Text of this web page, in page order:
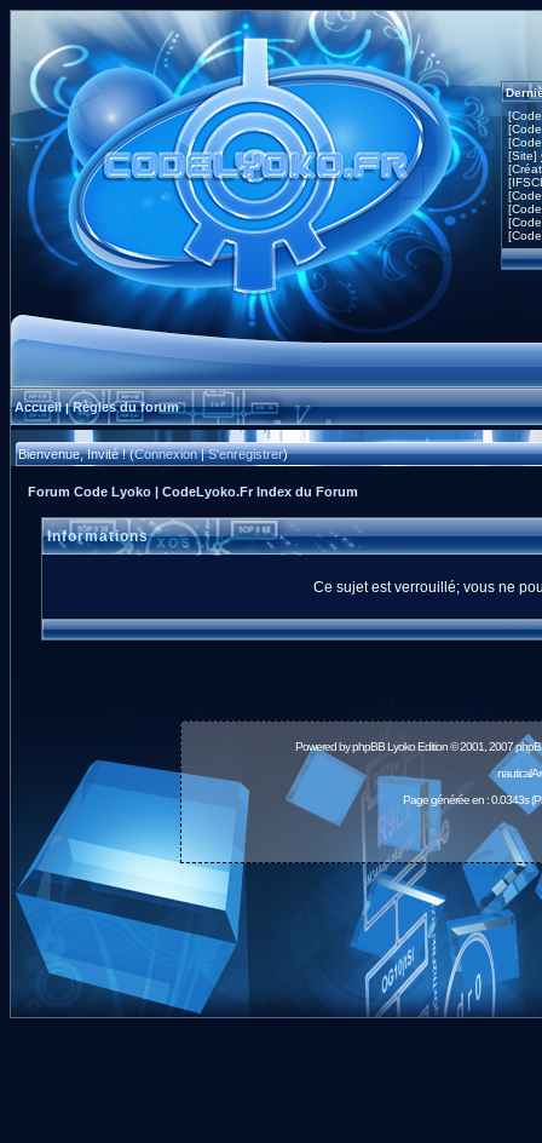
[Site]
Accueil|Règles du forum
Bienvenue, Invité ! (Connexion|S'enregistrer)
Forum Code Lyoko | CodeLyoko.Fr Index du Forum
Informations
Ce sujet est verrouillé; vous ne
Powered byphpBBLyoko Edition © 2001, 2007
Page générée en : 0.0343s